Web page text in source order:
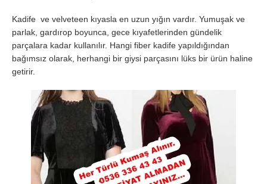
Kadife ve velveteen kıyasla en uzun yığın vardır. Yumuşak ve
parlak, gardırop boyunca, gece kıyafetlerinden gündelik
parçalara kadar kullanılır. Hangi fiber kadife yapıldığından
bağımsız olarak, herhangi bir giysi parçasını lüks bir ürün haline
getirir.